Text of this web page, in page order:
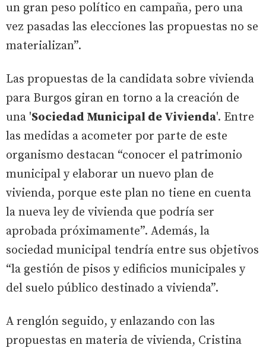
un gran peso político en campaña, pero una
vez pasadas las elecciones las propuestas no se
materializan”.
Las propuestas de la candidata sobre vivienda
para Burgos giran en torno a la creación de
una 'Sociedad Municipal de Vivienda'. Entre
las medidas a acometer por parte de este
organismo destacan “conocer el patrimonio
municipal y elaborar un nuevo plan de
vivienda, porque este plan no tiene en cuenta
la nueva ley de vivienda que podría ser
aprobada próximamente”. Además, la
sociedad municipal tendría entre sus objetivos
“la gestión de pisos y edificios municipales y
del suelo público destinado a vivienda”.
A renglón seguido, y enlazando con las
propuestas en materia de vivienda, Cristina